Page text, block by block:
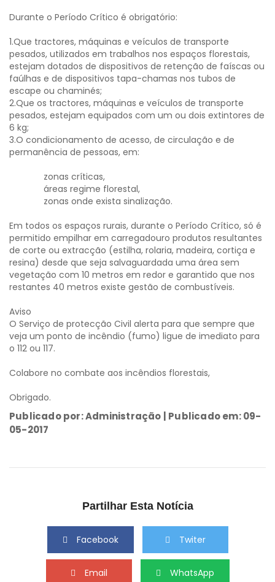
Durante o Período Crítico é obrigatório:
1.Que tractores, máquinas e veículos de transporte
pesados, utilizados em trabalhos nos espaços florestais,
estejam dotados de dispositivos de retenção de faíscas ou
faúlhas e de dispositivos tapa-chamas nos tubos de
escape ou chaminés;
2.Que os tractores, máquinas e veículos de transporte
pesados, estejam equipados com um ou dois extintores de
6 kg;
3.O condicionamento de acesso, de circulação e de
permanência de pessoas, em:
zonas críticas,
áreas regime florestal,
zonas onde exista sinalização.
Em todos os espaços rurais, durante o Período Crítico, só é
permitido empilhar em carregadouro produtos resultantes
de corte ou extracção (estilha, rolaria, madeira, cortiça e
resina) desde que seja salvaguardada uma área sem
vegetação com 10 metros em redor e garantido que nos
restantes 40 metros existe gestão de combustíveis.
Aviso
O Serviço de protecção Civil alerta para que sempre que
veja um ponto de incêndio (fumo) ligue de imediato para
o 112 ou 117.
Colabore no combate aos incêndios florestais,
Obrigado.
Publicado por: Administração | Publicado em: 09-
05-2017
Partilhar Esta Notícia
Facebook Twiter
Email WhatsApp